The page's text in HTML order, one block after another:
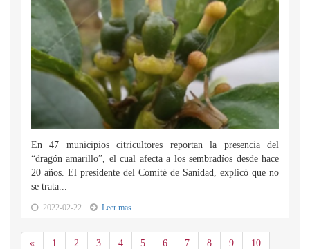
En 47 municipios citricultores reportan la presencia del
“dragón amarillo”, el cual afecta a los sembradíos desde hace
20 años. El presidente del Comité de Sanidad, explicó que no
se trata...
2022-02-22 Leer mas...
«Anterior
1 2 3 4 5 6 7 8 9 10